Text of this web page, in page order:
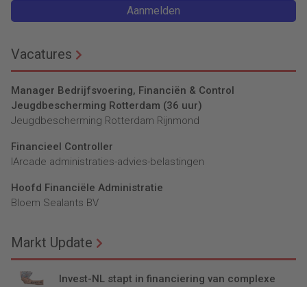
Aanmelden
Vacatures
Manager Bedrijfsvoering, Financiën & Control
Jeugdbescherming Rotterdam (36 uur)
Jeugdbescherming Rotterdam Rijnmond
Financieel Controller
lArcade administraties-advies-belastingen
Hoofd Financiële Administratie
Bloem Sealants BV
Markt Update
Invest-NL stapt in financiering van complexe